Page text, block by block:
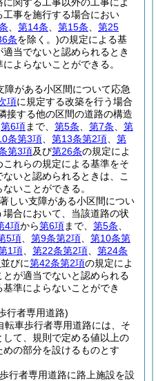
工事を施行する場合におい
第14条 第15条
第25
条を除く。)の規定による基
当でないと認められるとき
よらないことができる。
障がある小区間について応急
項に規定する改築を行う場合
接する他の区間の道路の構造
第6項まで、 第5条 第7条
第
条第3項 第13条第2項
第
第3項及び第26条の規定によ
れらの規定による基準をそ
いと認められるときは、こ
いことができる。
しい支障がある小区間につい
合において、当該道路の状
4項から第6項まで、 第5条
5項 第9条第2項
第10条第
1項 第22条第2項
第24条
並びに第42条第2項の規定によ
が適当でないと認められる
準によらないことができ
行者専用道路)
転車歩行者専用道路には、そ
て、規則で定める値以上の
の部分を設けるものとす
行者専用道路に路上施設を設